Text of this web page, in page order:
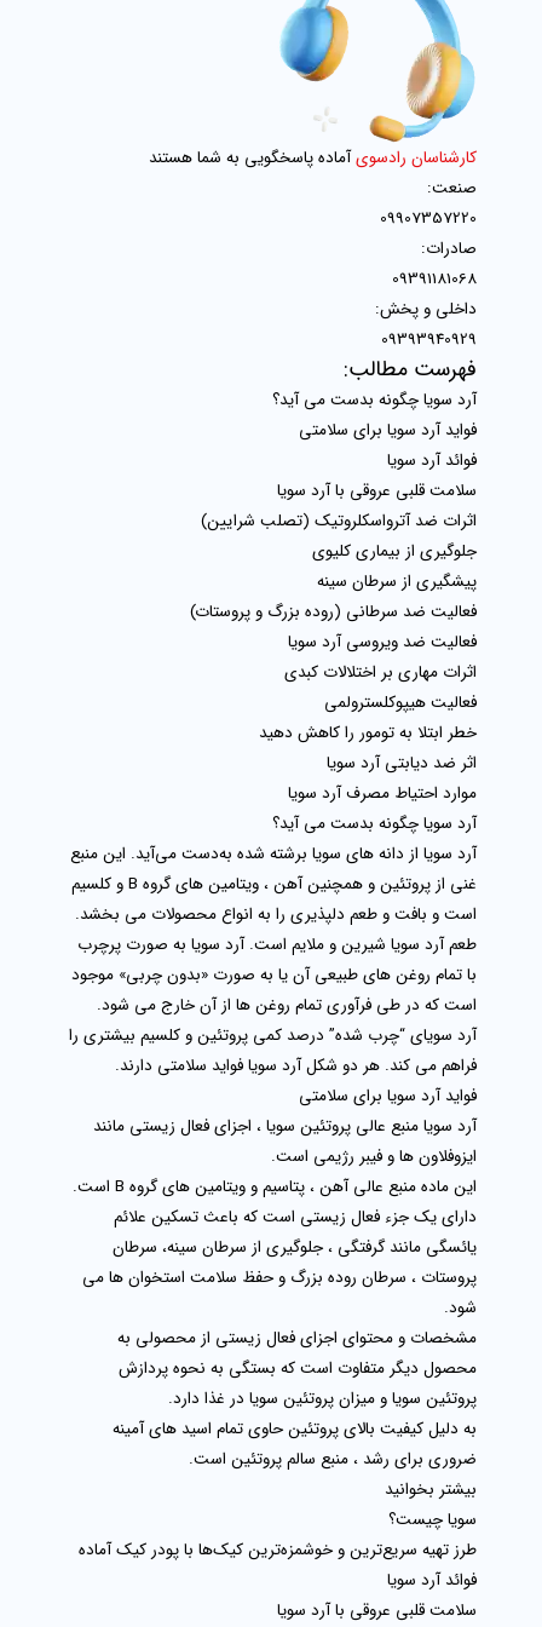
کارشناسان رادسویآماده پاسخگویی به شما هستند
صنعت:
09907357220
صادرات:
09391181068
داخلی و پخش:
09393940929
فهرست مطالب:
آرد سویا چگونه بدست می آید؟
فواید آرد سویا برای سلامتی
فوائد آرد سویا
سلامت قلبی عروقی با آرد سویا
اثرات ضد آترواسکلروتیک (تصلب شرایین)
جلوگیری از بیماری کلیوی
پیشگیری از سرطان سینه
فعالیت ضد سرطانی (روده بزرگ و پروستات)
فعالیت ضد ویروسی آرد سویا
اثرات مهاری بر اختلالات کبدی
فعالیت هیپوکلسترولمی
خطر ابتلا به تومور را کاهش دهید
اثر ضد دیابتی آرد سویا
موارد احتیاط مصرف آرد سویا
آرد سویا چگونه بدست می آید؟
آرد سویا از دانه‌ های سویا برشته شده به‌دست می‌آید. این منبع
غنی از پروتئین و همچنین آهن ، ویتامین های گروه B و کلسیم
است و بافت و طعم دلپذیری را به انواع محصولات می بخشد.
طعم آرد سویا شیرین و ملایم است. آرد سویا به صورت پرچرب
با تمام روغن های طبیعی آن یا به صورت «بدون چربی» موجود
است که در طی فرآوری تمام روغن ها از آن خارج می شود.
آرد سویای “چرب شده” درصد کمی پروتئین و کلسیم بیشتری را
فراهم می کند. هر دو شکل آرد سویا فواید سلامتی دارند.
فواید آرد سویا برای سلامتی
آرد سویا منبع عالی پروتئین سویا ، اجزای فعال زیستی مانند
ایزوفلاون ها و فیبر رژیمی است.
این ماده منبع عالی آهن ، پتاسیم و ویتامین های گروه B است.
دارای یک جزء فعال زیستی است که باعث تسکین علائم
یائسگی مانند گرفتگی ، جلوگیری از سرطان سینه، سرطان
پروستات ، سرطان روده بزرگ و حفظ سلامت استخوان ها می
شود.
مشخصات و محتوای اجزای فعال زیستی از محصولی به
محصول دیگر متفاوت است که بستگی به نحوه پردازش
پروتئین سویا و میزان پروتئین سویا در غذا دارد.
به دلیل کیفیت بالای پروتئین حاوی تمام اسید های آمینه
ضروری برای رشد ، منبع سالم پروتئین است.
بیشتر بخوانید
سویا چیست؟
طرز تهیه سریع‌ترین و خوشمزه‌ترین کیک‌ها با پودر کیک آماده
فوائد آرد سویا
سلامت قلبی عروقی با آرد سویا